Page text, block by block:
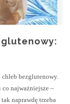
bezglutenowy.
co najważniejsze –
naprawdę trzeba